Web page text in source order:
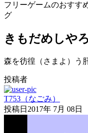
フリーゲームのおすす
グ
きもだめしや
森を彷徨（さまよ）う
投稿者
T753（なごみ）
投稿日 2017年 7月 08日